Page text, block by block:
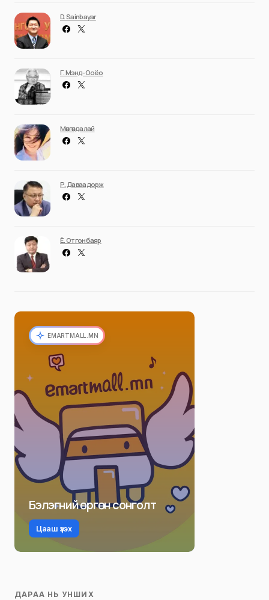
D. Sainbayar
Г. Мэнд-Ооёо
Мөнгөндалай
Р. Даваадорж
Ё. Отгонбаяр
EMARTMALL.MN
Бэлэгний өргөн сонголт
Цааш үзэх
ДАРАА НЬ УНШИХ